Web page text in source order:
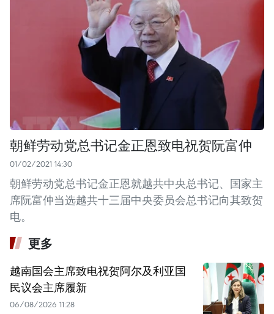
朝鲜劳动党总书记金正恩致电祝贺阮富仲
01/02/2021 14:30
朝鲜劳动党总书记金正恩就越共中央总书记、国家主
席阮富仲当选越共十三届中央委员会总书记向其致贺
电。
更多
越南国会主席致电祝贺阿尔及利亚国
民议会主席履新
06/08/2026 11:28